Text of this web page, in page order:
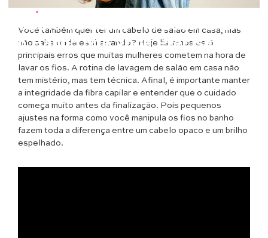
•
Cabelo de Salão em Casa: 5 Erros
no Banho que Você Precisa
Evitar
Você também quer ter um cabelo de salão em casa, mas
não sabe onde está errando? Hoje listamos os 5
principais erros que muitas mulheres cometem na hora de
lavar os fios. A rotina de lavagem de salão em casa não
tem mistério, mas tem técnica. Afinal, é importante manter
a integridade da fibra capilar e entender que o cuidado
começa muito antes da finalização. Pois pequenos
ajustes na forma como você manipula os fios no banho
fazem toda a diferença entre um cabelo opaco e um brilho
espelhado.